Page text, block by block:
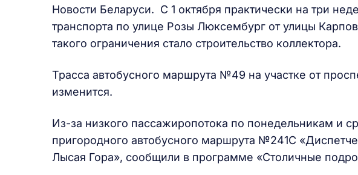
Новости Беларуси. С 1 октября практически на три
транспорта по улице Розы Люксембург от улицы
такого ограничения стало строительство коллектора.
Трасса автобусного маршрута №49 на участке от
изменится.
Из-за низкого пассажиропотока по понедельникам и
пригородного автобусного маршрута №241С
Лысая Гора», сообщили в программе «Столичные